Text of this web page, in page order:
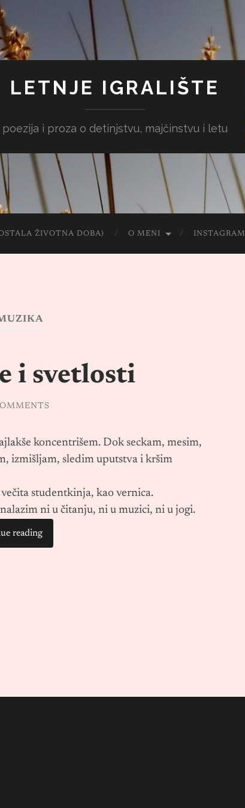
LETNJE IGRALIŠTE
poezija i proza o detinjstvu, majčinstvu i letu
ŽIVOTNA DOBA) O MENI INSTAGRAM
i svetlosti
koncentrišem. Dok seckam, mesim,
izmišljam, sledim uputstva i kršim
studentkinja, kao vernica.
ni u čitanju, ni u muzici, ni u jogi.
reading